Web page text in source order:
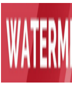
T
a